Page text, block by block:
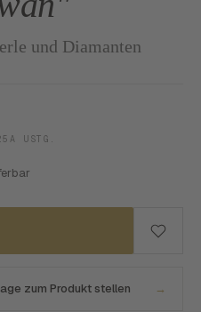
und Diamanten
USTG.
zum Produkt stellen →